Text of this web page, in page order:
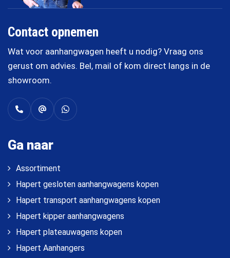
Contact opnemen
Wat voor aanhangwagen heeft u nodig? Vraag ons
gerust om advies. Bel, mail of kom direct langs in de
showroom.
Ga naar
Assortiment
Hapert gesloten aanhangwagens kopen
Hapert transport aanhangwagens kopen
Hapert kipper aanhangwagens
Hapert plateauwagens kopen
Hapert Aanhangers